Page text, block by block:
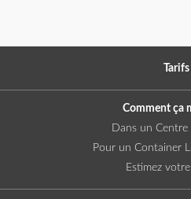
Tarifs
Comment ça
Dans un
Pour un Container
Estimez